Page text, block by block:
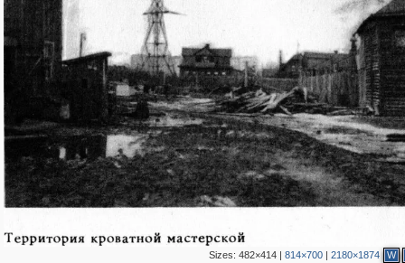
Sizes:482×414 |814×700 |2180×1874 W